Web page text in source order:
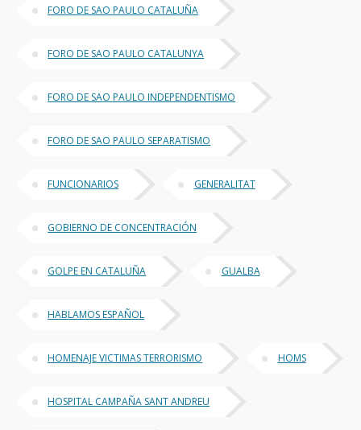
FORO DE SAO PAULO CATALUÑA
FORO DE SAO PAULO CATALUNYA
FORO DE SAO PAULO INDEPENDENTISMO
FORO DE SAO PAULO SEPARATISMO
FUNCIONARIOS GENERALITAT
GOBIERNO DE CONCENTRACIÓN
GOLPE EN CATALUÑA GUALBA
HABLAMOS ESPAÑOL
HOMENAJE VICTIMAS TERRORISMO HOMS
HOSPITAL CAMPAÑA SANT ANDREU